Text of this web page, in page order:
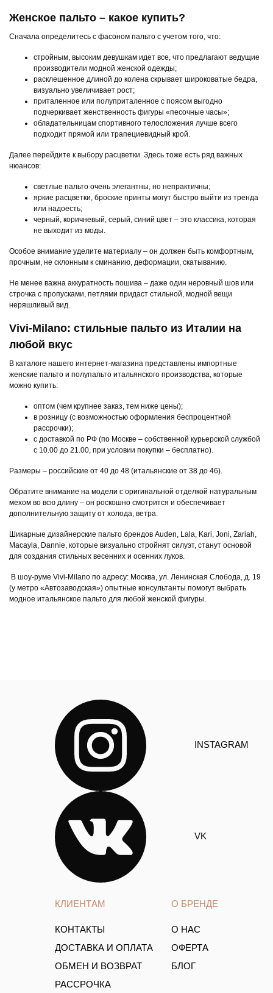
Женское пальто – какое купить?
Сначала определитесь с фасоном пальто с учетом того, что:
стройным, высоким девушкам идет все, что предлагают ведущие
производители модной женской одежды;
расклешенное длиной до колена скрывает широковатые бедра,
визуально увеличивает рост;
приталенное или полуприталенное с поясом выгодно
подчеркивает женственность фигуры «песочные часы»;
обладательницам спортивного телосложения лучше всего
подходит прямой или трапециевидный крой.
Далее перейдите к выбору расцветки. Здесь тоже есть ряд важных
нюансов:
светлые пальто очень элегантны, но непрактичны;
яркие расцветки, броские принты могут быстро выйти из тренда
или надоесть;
черный, коричневый, серый, синий цвет – это классика, которая
не выходит из моды.
Особое внимание уделите материалу – он должен быть комфортным,
прочным, не склонным к сминанию, деформации, скатыванию.
Не менее важна аккуратность пошива – даже один неровный шов или
строчка с пропусками, петлями придаст стильной, модной вещи
неряшливый вид.
Vivi-Milano: стильные пальто из Италии на
любой вкус
В каталоге нашего интернет-магазина представлены импортные
женские пальто и полупальто итальянского производства, которые
можно купить:
оптом (чем крупнее заказ, тем ниже цены);
в розницу (с возможностью оформления беспроцентной
рассрочки);
с доставкой по РФ (по Москве – собственной курьерской службой
с 10.00 до 21.00, при условии покупки – бесплатно).
Размеры – российские от 40 до 48 (итальянские от 38 до 46).
Обратите внимание на модели с оригинальной отделкой натуральным
мехом во всю длину – он роскошно смотрится и обеспечивает
дополнительную защиту от холода, ветра.
Шикарные дизайнерские пальто брендов Auden, Lala, Kari, Joni, Zariah,
Macayla, Dannie, которые визуально стройнят силуэт, станут основой
для создания стильных весенних и осенних луков.
В шоу-руме Vivi-Milano по адресу: Москва, ул. Ленинская Слобода, д. 19
(у метро «Автозаводская») опытные консультанты помогут выбрать
модное итальянское пальто для любой женской фигуры.
КЛИЕНТАМ
КОНТАКТЫ
ДОСТАВКА И ОПЛАТА
ОБМЕН И ВОЗВРАТ
РАССРОЧКА
О БРЕНДЕ
О НАС
ОФЕРТА
БЛОГ
INSTAGRAM
VK